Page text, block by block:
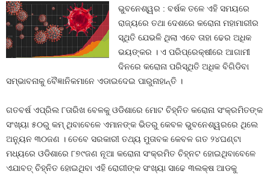
ଭୁବନେଶ୍ୱର : ବର୍ଷକ ତଳେ ଏହି ସମୟରେ
ରାଜ୍ୟରେ ତଥା ଦେଶରେ କରୋନା ମହାମାରୀର
ସ୍ଥିତି ଯେଭଳି ଥିଲା ଏବେ ତାହା ଢେର ଅଧିକ
ଭୟଙ୍କର । ଏ ପରିପ୍ରେକ୍ଷୀରେ ଆଗାମୀ
ଦିନରେ କରୋନା ପରିସ୍ଥିତି ଅଧିକ ବିଗିଡିବା
ସମ୍ଭାବନାକୁ ବୈଜ୍ଞାନିକମାନେ ଏଡାଇଦେଇ ପାରୁନାହାନ୍ତି ।
ଗତବର୍ଷ ଏପ୍ରିଲ ୮ତାରିଖ ବେଳକୁ ଓଡିଶାରେ ମୋଟ ଚିହ୍ନିତ କରୋନା ସଂକ୍ରମିତଙ୍କ
ସଂଖ୍ୟା ୫୦ରୁ କମ୍‍ ଥିବାବେଳେ ଏମାନଙ୍କ ଭିତରୁ କେବଳ ଭୁବନେଶ୍ୱରରେ ଥିଲେ
ଅନ୍ୟୁନ ୩୦ଜଣ । ତେବେ ସରକାରୀ ତଥ୍ୟ ମୁତାବକ କେବଳ ଗତ ୨୪ଘଣ୍ଟା
ମଧ୍ୟରେ ଓଡିଶାରେ ୮୭୯ଜଣ ନୂଆ କରୋନା ସଂକ୍ରମିତ ଚିହ୍ନଟ ହୋଇଥିବାବେଳେ
ଏଯାବତ୍‍ ଚିହ୍ନିତ ହୋଇଥିବା ଏହି ରୋଗୀଙ୍କ ସଂଖ୍ୟା ସାଢେ ୩ଲକ୍ଷ ଆଡକୁ